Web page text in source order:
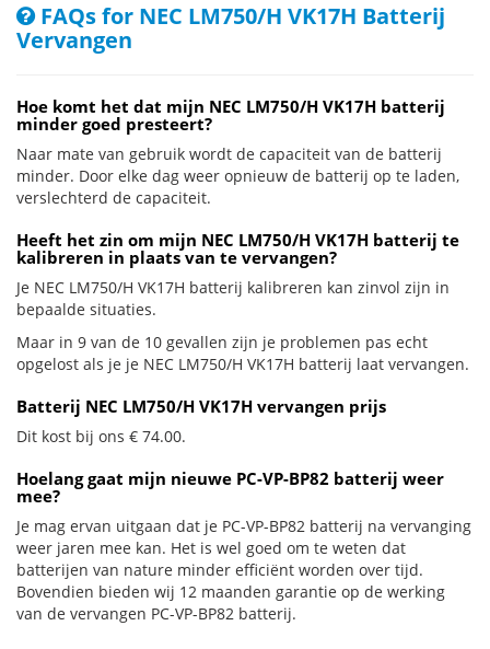
FAQs for NEC LM750/H VK17H Batterij
Vervangen
Hoe komt het dat mijn NEC LM750/H VK17H batterij
minder goed presteert?
Naar mate van gebruik wordt de capaciteit van de batterij
minder. Door elke dag weer opnieuw de batterij op te laden,
verslechterd de capaciteit.
Heeft het zin om mijn NEC LM750/H VK17H batterij te
kalibreren in plaats van te vervangen?
Je NEC LM750/H VK17H batterij kalibreren kan zinvol zijn in
bepaalde situaties.
Maar in 9 van de 10 gevallen zijn je problemen pas echt
opgelost als je je NEC LM750/H VK17H batterij laat vervangen.
Batterij NEC LM750/H VK17H vervangen prijs
Dit kost bij ons € 74.00.
Hoelang gaat mijn nieuwe PC-VP-BP82 batterij weer
mee?
Je mag ervan uitgaan dat je PC-VP-BP82 batterij na vervanging
weer jaren mee kan. Het is wel goed om te weten dat
batterijen van nature minder efficiënt worden over tijd.
Bovendien bieden wij 12 maanden garantie op de werking
van de vervangen PC-VP-BP82 batterij.